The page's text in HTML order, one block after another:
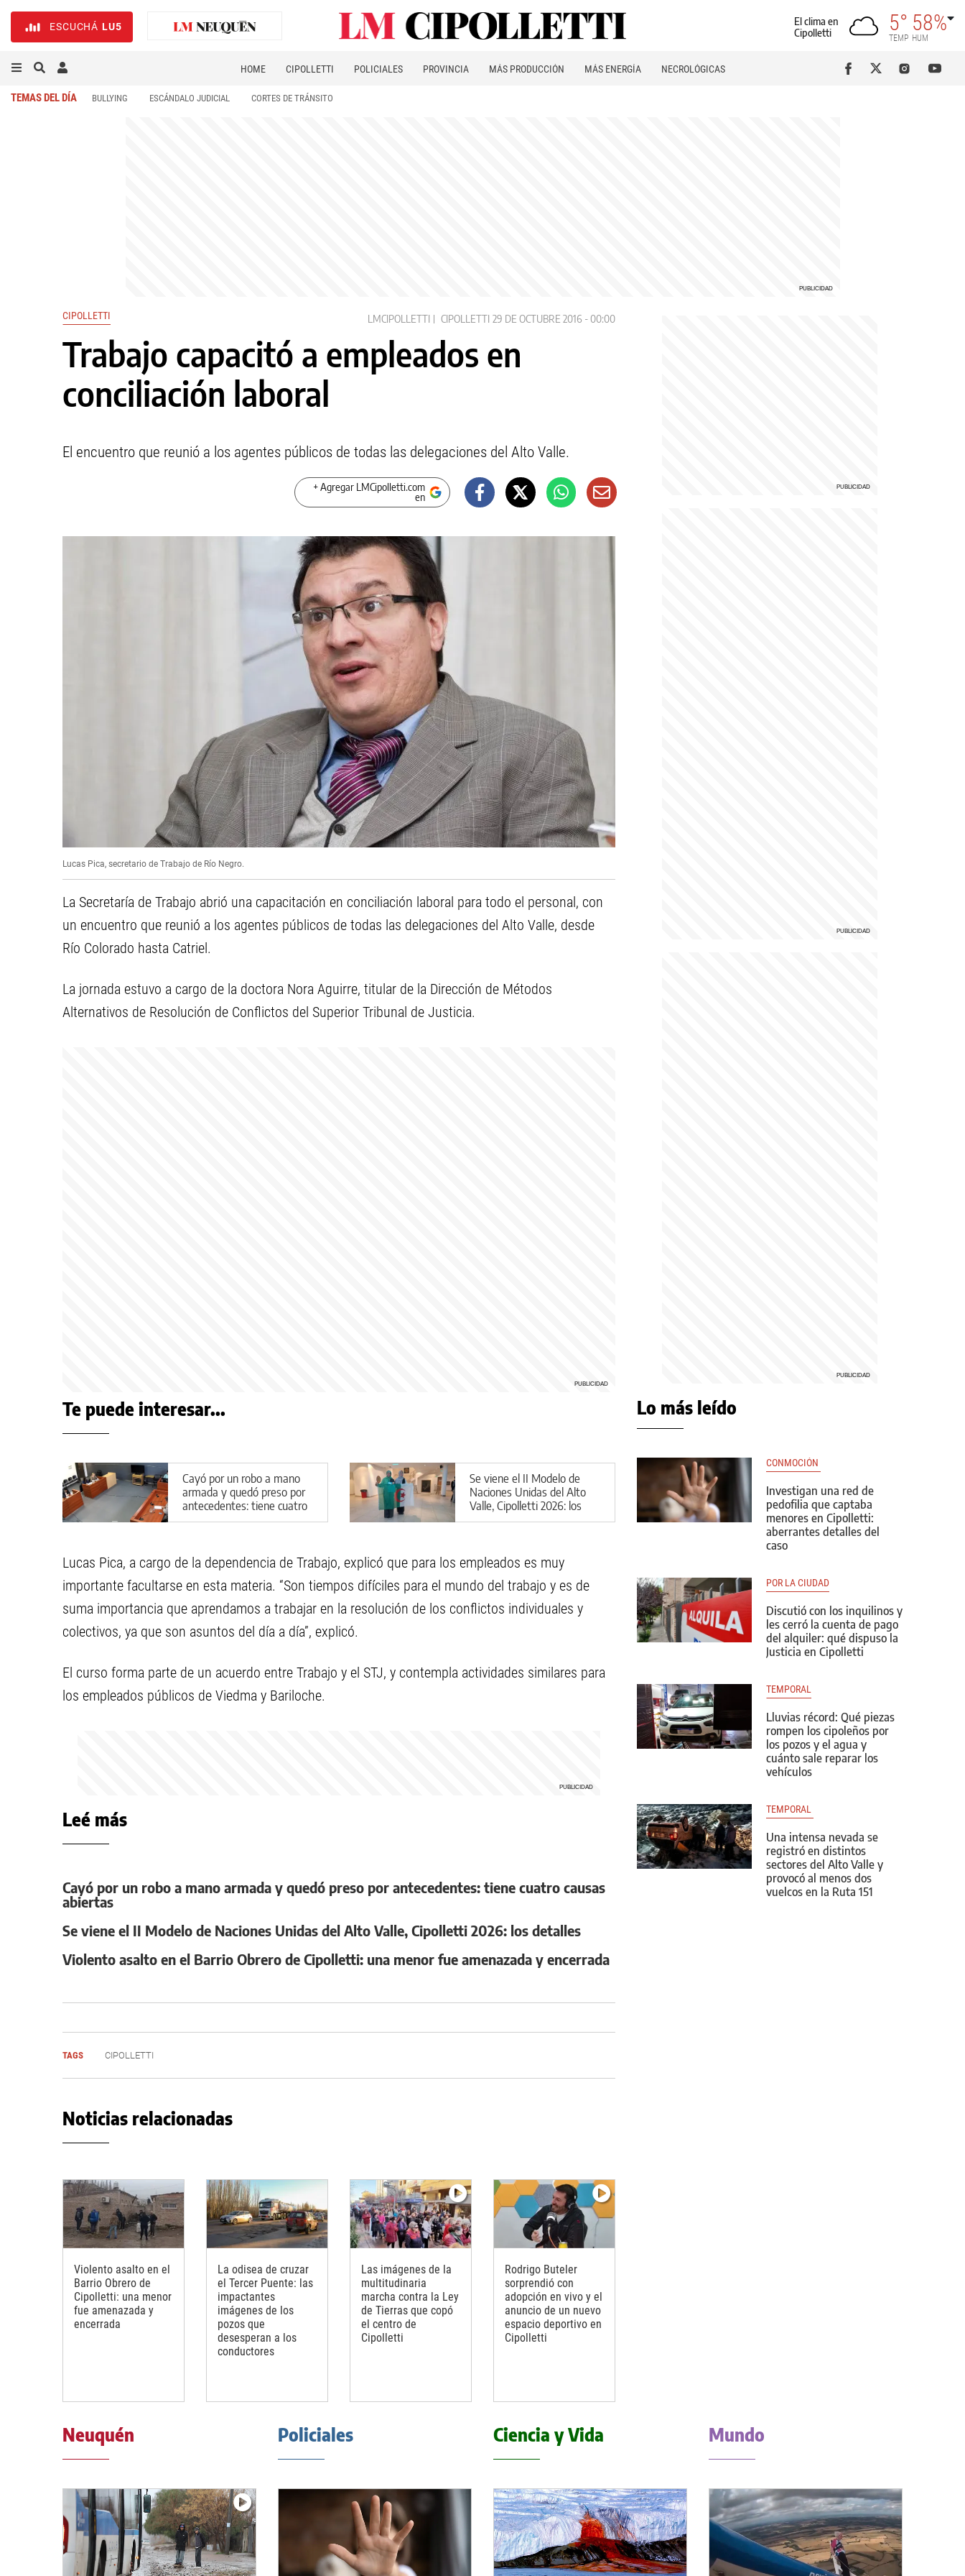
ESCUCHÁ LU5
El clima en
Cipolletti
5°
TEMP
58%
HUM
HOME CIPOLLETTI POLICIALES PROVINCIA MÁS PRODUCCIÓN MÁS ENERGÍA NECROLÓGICAS
TEMAS DEL DÍA BULLYING ESCÁNDALO JUDICIAL CORTES DE TRÁNSITO
CIPOLLETTI LMCIPOLLETTI CIPOLLETTI 29 DE OCTUBRE 2016 - 00:00
Trabajo capacitó a empleados en
conciliación laboral
El encuentro que reunió a los agentes públicos de todas las delegaciones del Alto Valle.
+ Agregar LMCipolletti.com
en
Lucas Pica, secretario de Trabajo de Río Negro.
La Secretaría de Trabajo abrió una capacitación en conciliación laboral para todo el personal, con
un encuentro que reunió a los agentes públicos de todas las delegaciones del Alto Valle, desde
Río Colorado hasta Catriel.
La jornada estuvo a cargo de la doctora Nora Aguirre, titular de la Dirección de Métodos
Alternativos de Resolución de Conflictos del Superior Tribunal de Justicia.
Te puede interesar...
Cayó por un robo a mano
armada y quedó preso por
antecedentes: tiene cuatro
causas abiertas
Se viene el II Modelo de
Naciones Unidas del Alto
Valle, Cipolletti 2026: los
detalles
Lucas Pica, a cargo de la dependencia de Trabajo, explicó que para los empleados es muy
importante facultarse en esta materia. “Son tiempos difíciles para el mundo del trabajo y es de
suma importancia que aprendamos a trabajar en la resolución de los conflictos individuales y
colectivos, ya que son asuntos del día a día”, explicó.
El curso forma parte de un acuerdo entre Trabajo y el STJ, y contempla actividades similares para
los empleados públicos de Viedma y Bariloche.
Leé más
Cayó por un robo a mano armada y quedó preso por antecedentes: tiene cuatro causas
abiertas
Se viene el II Modelo de Naciones Unidas del Alto Valle, Cipolletti 2026: los detalles
Violento asalto en el Barrio Obrero de Cipolletti: una menor fue amenazada y encerrada
TAGS CIPOLLETTI
Noticias relacionadas
Violento asalto en el
Barrio Obrero de
Cipolletti: una menor
fue amenazada y
encerrada
La odisea de cruzar
el Tercer Puente: las
impactantes
imágenes de los
pozos que
desesperan a los
conductores
Las imágenes de la
multitudinaria
marcha contra la Ley
de Tierras que copó
el centro de
Cipolletti
Rodrigo Buteler
sorprendió con
adopción en vivo y el
anuncio de un nuevo
espacio deportivo en
Cipolletti
Lo más leído
CONMOCIÓN
Investigan una red de
pedofilia que captaba
menores en Cipolletti:
aberrantes detalles del
caso
POR LA CIUDAD
Discutió con los inquilinos y
les cerró la cuenta de pago
del alquiler: qué dispuso la
Justicia en Cipolletti
TEMPORAL
Lluvias récord: Qué piezas
rompen los cipoleños por
los pozos y el agua y
cuánto sale reparar los
vehículos
TEMPORAL
Una intensa nevada se
registró en distintos
sectores del Alto Valle y
provocó al menos dos
vuelcos en la Ruta 151
Neuquén Policiales Ciencia y Vida Mundo